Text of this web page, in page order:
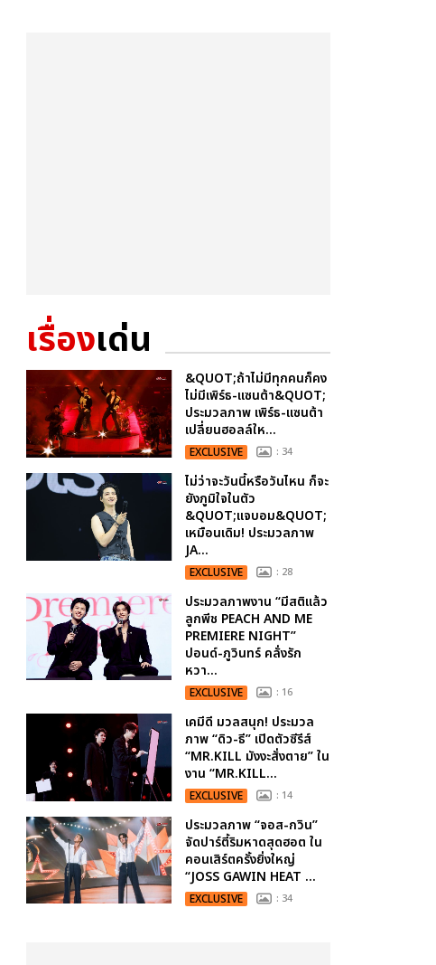
เรื่องเด่น
&QUOT;ถ้าไม่มีทุกคนก็คง
ไม่มีเพิร์ธ-แซนต้า&QUOT;
ประมวลภาพ เพิร์ธ-แซนต้า
เปลี่ยนฮอลล์ให...
EXCLUSIVE : 34
ไม่ว่าจะวันนี้หรือวันไหน ก็จะ
ยังภูมิใจในตัว
&QUOT;แจบอม&QUOT;
เหมือนเดิม! ประมวลภาพ
JA...
EXCLUSIVE : 28
ประมวลภาพงาน “มีสติแล้ว
ลูกพีช PEACH AND ME
PREMIERE NIGHT”
ปอนด์-ภูวินทร์ คลั่งรัก
หวา...
EXCLUSIVE : 16
เคมีดี มวลสนุก! ประมวล
ภาพ “ดิว-ธี” เปิดตัวซีรีส์
“MR.KILL มังงะสั่งตาย” ใน
งาน “MR.KILL...
EXCLUSIVE : 14
ประมวลภาพ “จอส-กวิน”
จัดปาร์ตี้ริมหาดสุดฮอต ใน
คอนเสิร์ตครั้งยิ่งใหญ่
“JOSS GAWIN HEAT ...
EXCLUSIVE : 34